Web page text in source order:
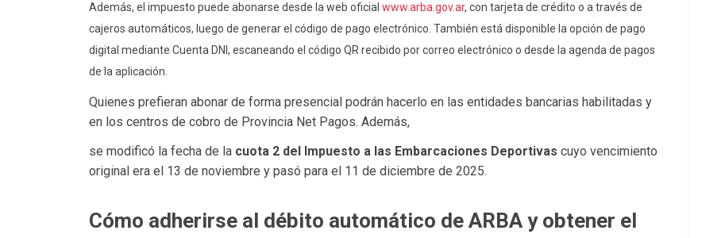
Además, el impuesto puede abonarse desde la web oficial www.arba.gov.ar, con tarjeta de crédito o a través de
cajeros automáticos, luego de generar el código de pago electrónico. También está disponible la opción de pago
digital mediante Cuenta DNI, escaneando el código QR recibido por correo electrónico o desde la agenda de pagos
de la aplicación.
Quienes prefieran abonar de forma presencial podrán hacerlo en las entidades bancarias habilitadas y
en los centros de cobro de Provincia Net Pagos. Además,
se modificó la fecha de la cuota 2 del Impuesto a las Embarcaciones Deportivas cuyo vencimiento
original era el 13 de noviembre y pasó para el 11 de diciembre de 2025.
Cómo adherirse al débito automático de ARBA y obtener el